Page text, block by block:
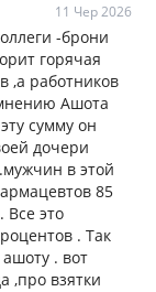
11 Чер 2026
-брони
горячая
,а работников
Ашота
сумму он
дочери
в этой
85
Все это
. Так
. вот
,про взятки